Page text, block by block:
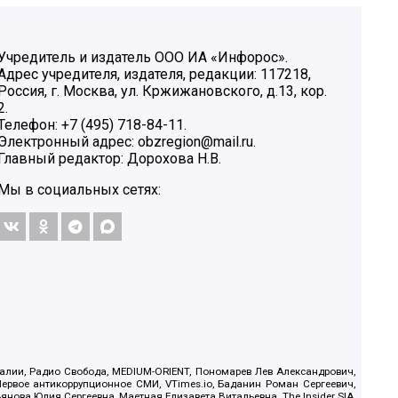
и издатель ООО ИА «Инфорос».
учредителя, издателя, редакции: 117218,
г. Москва, ул. Кржижановского, д.13, кор.
+7 (495) 718-84-11.
адрес: obzregion@mail.ru.
редактор: Дорохова Н.В.
в социальных сетях:
Радио Свобода, MEDIUM-ORIENT, Пономарев Лев Александрович,
антикоррупционное СМИ, VTimes.io, Баданин Роман Сергеевич,